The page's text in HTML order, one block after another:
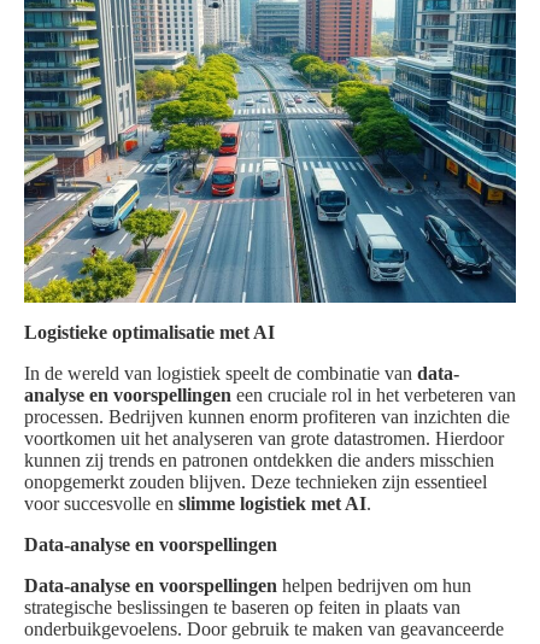
Logistieke optimalisatie met AI
In de wereld van logistiek speelt de combinatie van data-
analyse en voorspellingen een cruciale rol in het verbeteren van
processen. Bedrijven kunnen enorm profiteren van inzichten die
voortkomen uit het analyseren van grote datastromen. Hierdoor
kunnen zij trends en patronen ontdekken die anders misschien
onopgemerkt zouden blijven. Deze technieken zijn essentieel
voor succesvolle en slimme logistiek met AI.
Data-analyse en voorspellingen
Data-analyse en voorspellingen helpen bedrijven om hun
strategische beslissingen te baseren op feiten in plaats van
onderbuikgevoelens. Door gebruik te maken van geavanceerde